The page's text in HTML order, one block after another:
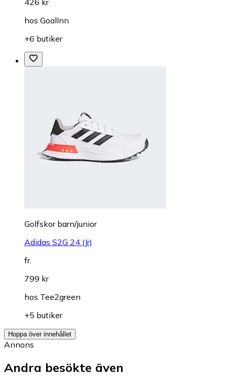
426 kr
hos GoalInn
+6 butiker
Golfskor barn/junior
Adidas S2G 24 (Jr)
fr.
799 kr
hos Tee2green
+5 butiker
Hoppa över innehållet
Annons
Andra besökte även